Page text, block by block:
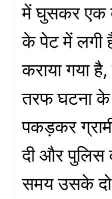
में घुसकर एक
के पेट में लगी
कराया गया
तरफ घटना के
पकड़कर
दी और पुलिस
समय उसके दो